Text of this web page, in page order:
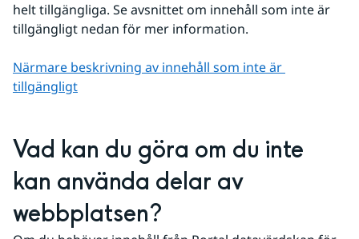
helt tillgängliga. Se avsnittet om innehåll som inte är
tillgängligt nedan för mer information.
Närmare beskrivning av innehåll som inte är
tillgängligt
Vad kan du göra om du inte
kan använda delar av
webbplatsen?